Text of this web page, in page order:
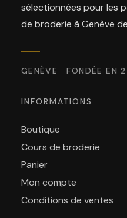
sélectionnées pour les
de broderie à Genève
GENÈVE · FONDÉE EN
INFORMATIONS
Boutique
Cours de broderie
Panier
Mon compte
Conditions de ventes